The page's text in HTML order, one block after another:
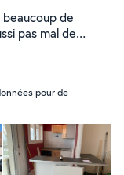
de
chienne terre
pour de